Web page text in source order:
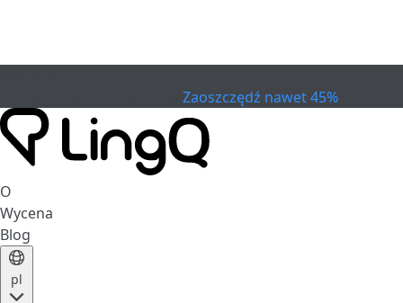
Zaoszczędź nawet 45%
O
Wycena
Blog
pl